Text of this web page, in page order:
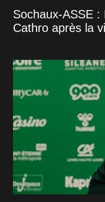
Sochaux-ASSE
Cathro après la